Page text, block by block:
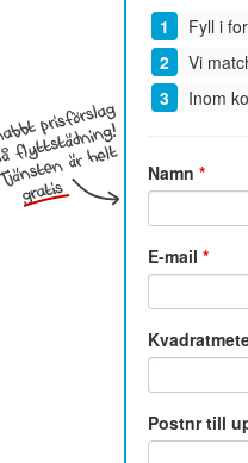
Fyll i
Vi
Inom
Namn *
E-mail *
Postnr till